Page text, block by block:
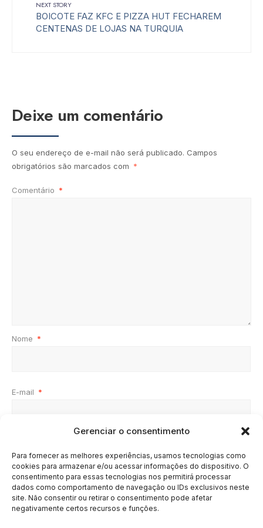
Gerenciar o consentimento
Para fornecer as melhores experiências, usamos tecnologias como
cookies para armazenar e/ou acessar informações do dispositivo. O
consentimento para essas tecnologias nos permitirá processar
dados como comportamento de navegação ou IDs exclusivos neste
site. Não consentir ou retirar o consentimento pode afetar
negativamente certos recursos e funções.
NEXT STORY
BOICOTE FAZ KFC E PIZZA HUT FECHAREM
CENTENAS DE LOJAS NA TURQUIA
Deixe um comentário
O seu endereço de e-mail não será publicado. Campos
obrigatórios são marcados com *
Comentário *
Nome *
E-mail *